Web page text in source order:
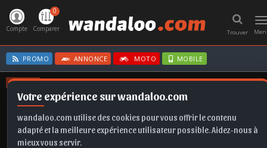
Votre expérience sur wandaloo.com
wandaloo.com utilise des cookies pour vous offrir le contenu
adapté et la meilleure expérience utilisateur possible. Aidez-nous à
mieux vous servir.
Trouver
Compte
0
Comparer
PROMO ANNONCE MOTO MOBILE
OFFRES
FRONTERA SCALA FORMENTOR